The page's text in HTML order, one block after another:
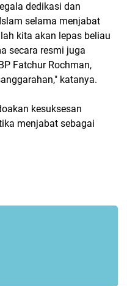
dedikasi dan
selama menjabat
kita akan lepas beliau
secara resmi juga
Fatchur Rochman,
katanya.
kesuksesan
menjabat sebagai